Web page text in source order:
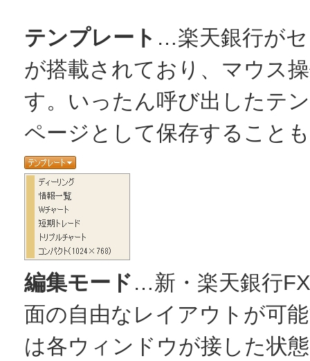
テンプレート …楽天銀行が
が搭載されており、マウス
す。いったん呼び出したテ
ページとして保存すること
編集モード …新・楽天銀行
面の自由なレイアウトが可
は各ウィンドウが接した状